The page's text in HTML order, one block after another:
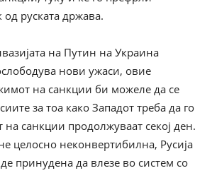
руската држава.
на Путин на Украина
нови ужаси, овие
на санкции би можеле да се
за тоа како Западот треба да го
санкции продолжуваат секој ден.
целосно неконвертибилна, Русија
принудена да влезе во систем со